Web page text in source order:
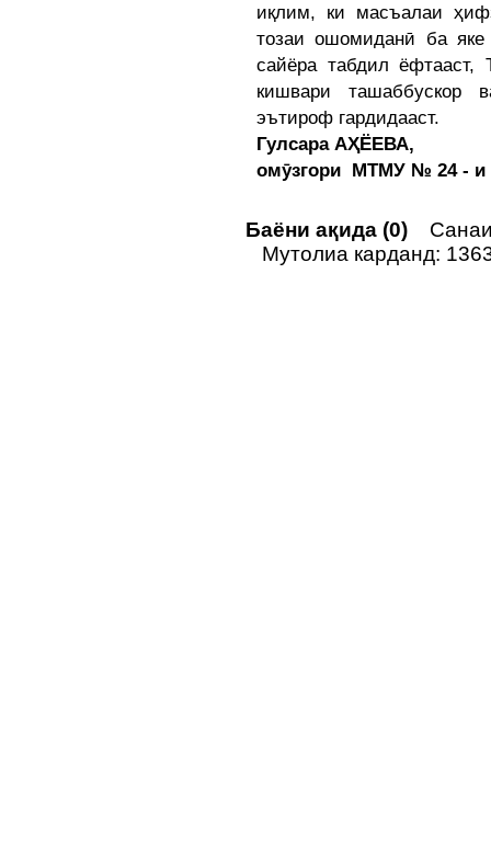
иқлим, ки масъалаи
тозаи ошомиданӣ ба
сайёра табдил ёфтааст,
кишвари
эътироф гардидааст.
Гулсара АҲЁЕВА,
омӯзгори МТМУ № 24 - и
Баёни ақида (0)
Мутолиа карданд: